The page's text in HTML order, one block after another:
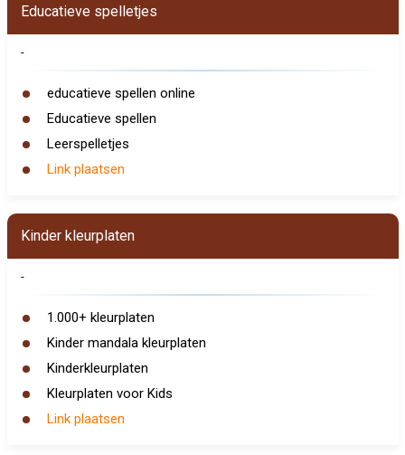
Educatieve spelletjes
-
educatieve spellen online
Educatieve spellen
Leerspelletjes
Link plaatsen
Kinder kleurplaten
-
1.000+ kleurplaten
Kinder mandala kleurplaten
Kinderkleurplaten
Kleurplaten voor Kids
Link plaatsen